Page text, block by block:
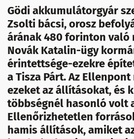
Gödi akkumulátorgyár
Zsolti bácsi, orosz
árának 480 forinton való
Novák Katalin-ügy
érintettsége-ezekre
a Tisza Párt. Az
ezeket az állításokat, és
többségnél hasonló volt
Ellenőrizhetetlen
hamis állítások, amiket